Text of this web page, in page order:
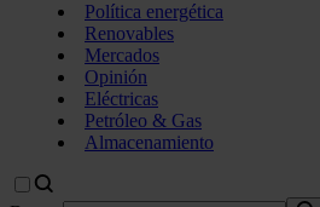
Política energética
Renovables
Mercados
Opinión
Eléctricas
Petróleo & Gas
Almacenamiento